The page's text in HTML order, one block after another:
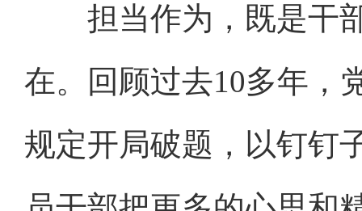
担当作为，既是干部
在。回顾过去10多年，
规定开局破题，以钉钉